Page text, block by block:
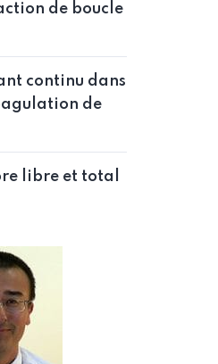
de boucle
continu dans
de
libre et total